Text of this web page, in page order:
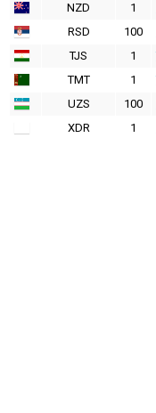
NZD
1
RSD
100
TJS
1
TMT
1
UZS
100
XDR
1